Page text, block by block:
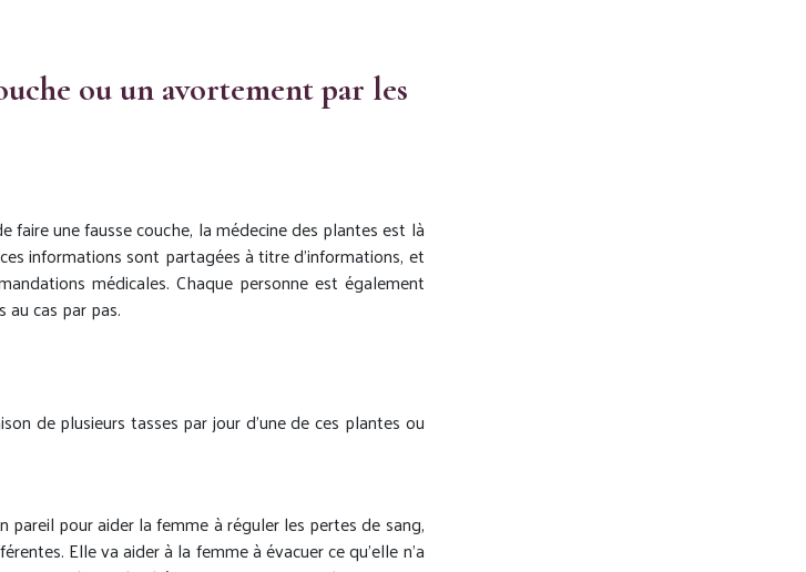
ou un avortement par les
faire une fausse couche, la médecine des plantes est là
informations sont partagées à titre d’informations, et
médicales. Chaque personne est également
cas par pas.
de plusieurs tasses par jour d’une de ces plantes ou
pareil pour aider la femme à réguler les pertes de sang,
Elle va aider à la femme à évacuer ce qu’elle n’a